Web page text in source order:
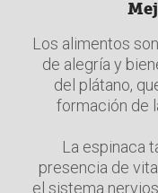
Los alimentos
de alegría y
del plátano,
formación de
La espinaca
presencia de
el sistema